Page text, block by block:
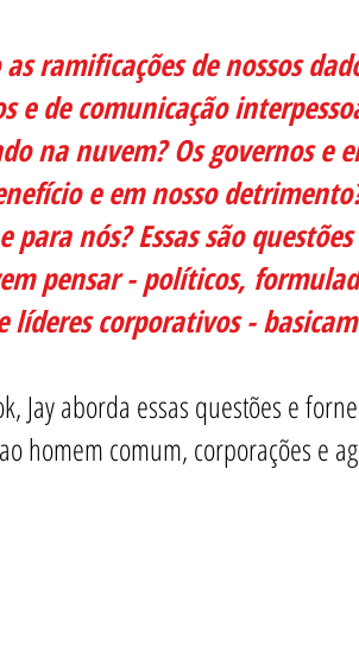
ramificações de nossos
e de comunicação
na nuvem? Os governos e
e em nosso
para nós? Essas são
pensar - políticos,
líderes corporativos -
Jay aborda essas questões e
homem comum, corporações e